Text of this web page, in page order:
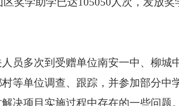
员多次到受赠单位南安一中、柳城
等单位调查、跟踪，并参加部分中
决项目实施过程中存在的一些问题